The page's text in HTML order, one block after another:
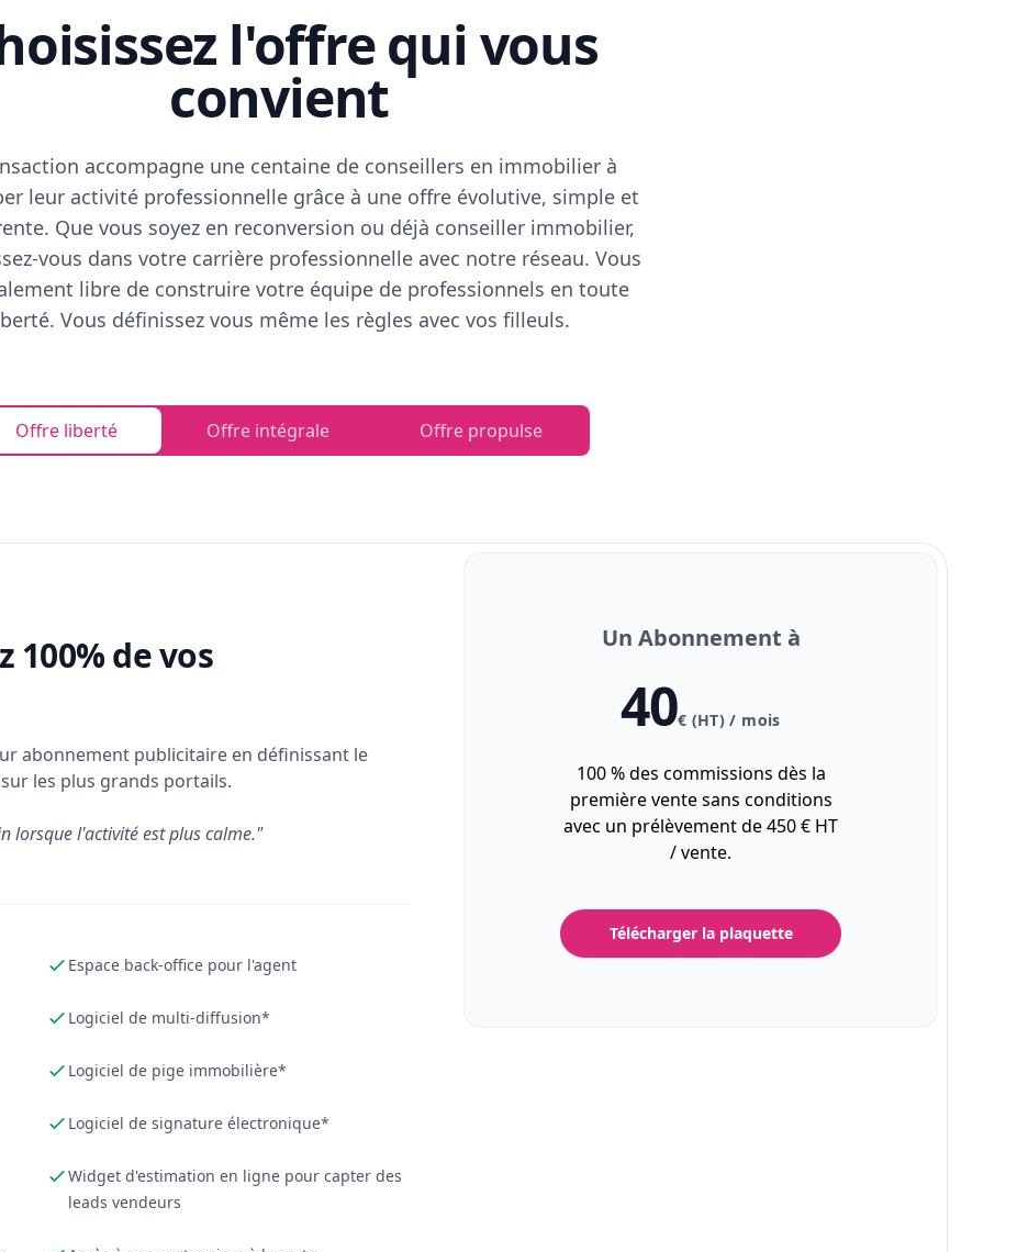
l'offre qui vous
convient
accompagne une centaine de conseillers en immobilier à
leur activité professionnelle grâce à une offre évolutive, simple et
Que vous soyez en reconversion ou déjà conseiller immobilier,
vous dans votre carrière professionnelle avec notre réseau. Vous
libre de construire votre équipe de professionnels en toute
Vous définissez vous même les règles avec vos filleuls.
Offre liberté Offre intégrale Offre propulse
100% de vos
abonnement publicitaire en définissant le
les plus grands portails.
lorsque l'activité est plus calme."
Espace back-office pour l'agent
Logiciel de multi-diffusion*
Logiciel de pige immobilière*
Logiciel de signature électronique*
Widget d'estimation en ligne pour capter des
leads vendeurs
Un Abonnement à
40€ (HT) / mois
100 % des commissions dès la
première vente sans conditions
avec un prélèvement de 450 € HT
/ vente.
Télécharger la plaquette